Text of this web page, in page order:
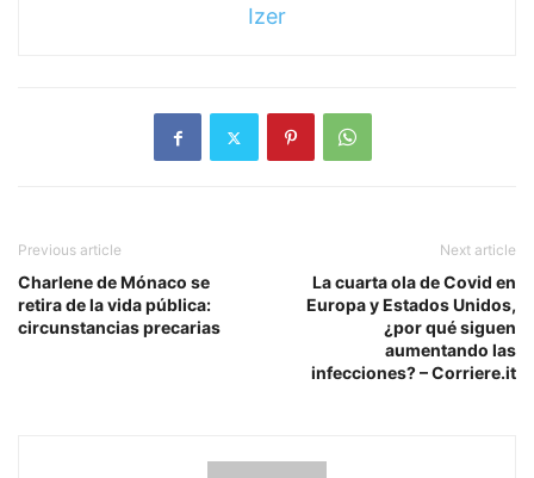
Izer
Previous article
Charlene de Mónaco se
retira de la vida pública:
circunstancias precarias
Next article
La cuarta ola de Covid en
Europa y Estados Unidos,
¿por qué siguen
aumentando las
infecciones? – Corriere.it